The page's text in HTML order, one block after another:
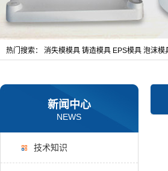
热门搜索： 消失模模具 铸造模具 EPS模具 泡沫模
新闻中心
NEWS
技术知识